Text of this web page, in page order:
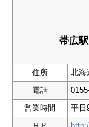
帯広駅
住所
北海
電話
営業時間
平日